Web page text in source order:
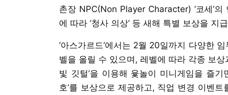
촌장 NPC(Non Player Character) ‘코세’의
에 따라 ‘청사 의상’ 등 새해 특별 보상을 지
‘아스가르드’에서는 2월 20일까지 다양한
벨을 올릴 수 있으며, 레벨에 따라 각종 보상
빛 깃털’을 이용해 윷놀이 미니게임을 즐기
호’를 보상으로 제공하고, 직업 변경 이벤